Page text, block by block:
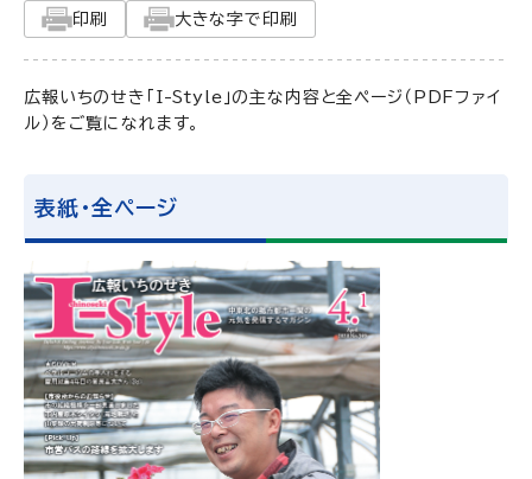
印刷
大きな字で印刷
広報いちのせき「I-Style」の主な内容と全ページ（PDFファイ
ル）をご覧になれます。
表紙・全ページ